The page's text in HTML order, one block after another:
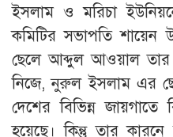
ইসলাম ও মরিচা
কমিটির সভাপতি শায়েন
ছেলে আব্দুল আওয়াল
নিজে, নুরুল ইসলাম এর
দেশের বিভিন্ন জায়গাতে
হয়েছে। কিন্তু তার